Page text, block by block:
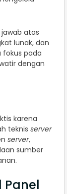
atas
lunak, dan
fokus pada
dengan
karena
teknis server
server,
sumber
Panel